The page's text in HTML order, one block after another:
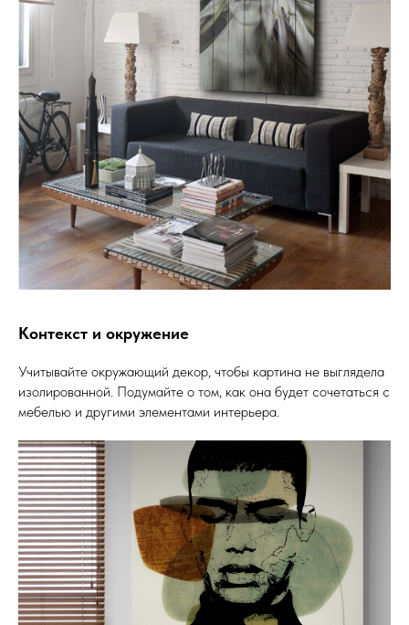
Контекст и окружение
Учитывайте окружающий декор, чтобы картина не выглядела
изолированной. Подумайте о том, как она будет сочетаться с
мебелью и другими элементами интерьера.